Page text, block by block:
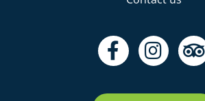
F
a
I
n
T
r